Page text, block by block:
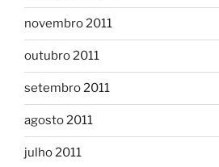
novembro 2011
outubro 2011
setembro 2011
agosto 2011
julho 2011